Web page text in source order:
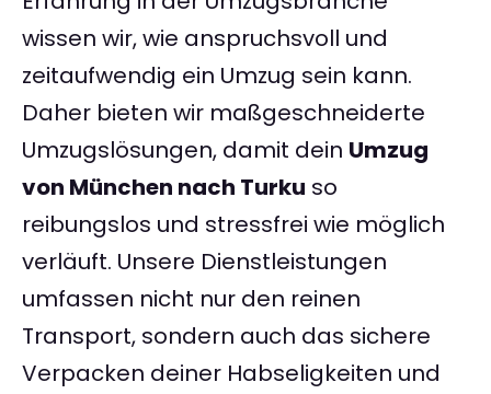
wissen wir, wie anspruchsvoll und
zeitaufwendig ein Umzug sein kann.
Daher bieten wir maßgeschneiderte
Umzugslösungen, damit dein Umzug
von München nach Turku so
reibungslos und stressfrei wie möglich
verläuft. Unsere Dienstleistungen
umfassen nicht nur den reinen
Transport, sondern auch das sichere
Verpacken deiner Habseligkeiten und